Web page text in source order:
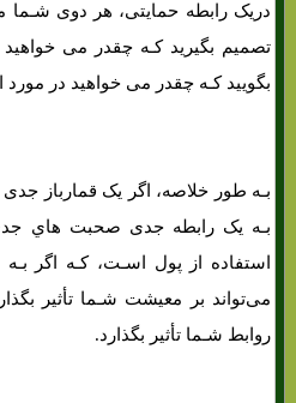
دریک رابطه حمایتی، هر دوی شـما
تصمیم بگیرید کـه چقدر می
بگویید کـه چقدر می خواهید در
بـه طور خلاصه، اگر یک قمارباز
بـه یک رابطه جدی صحبت هاي‌
استفاده از پول اسـت، کـه اگر
می‌تواند بر معیشت شـما تأثیر
روابط شـما تأثیر بگذارد.